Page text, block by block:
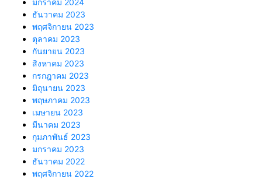
มกราคม 2024
ธันวาคม 2023
พฤศจิกายน 2023
ตุลาคม 2023
กันยายน 2023
สิงหาคม 2023
กรกฎาคม 2023
มิถุนายน 2023
พฤษภาคม 2023
เมษายน 2023
มีนาคม 2023
กุมภาพันธ์ 2023
มกราคม 2023
ธันวาคม 2022
พฤศจิกายน 2022